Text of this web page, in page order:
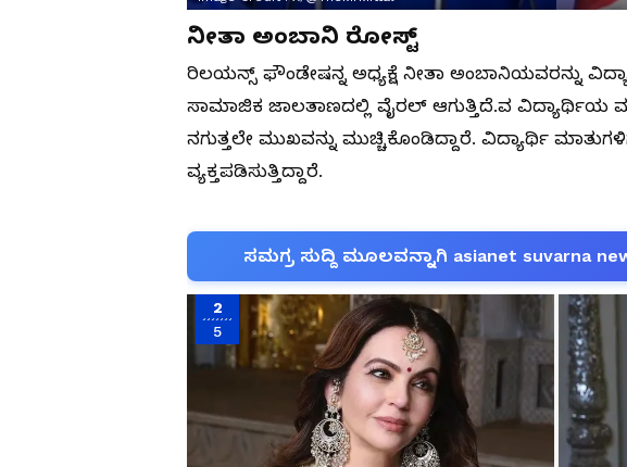
ನೀತಾ ಅಂಬಾನಿ ರೋಸ್ಟ್
ರಿಲಯನ್ಸ್ ಫೌಂಡೇಷನ್ನ ಅಧ್ಯಕ್ಷೆ ನೀತಾ ಅಂಬಾನಿಯವರನ್ನು
ಸಾಮಾಜಿಕ ಜಾಲತಾಣದಲ್ಲಿ ವೈರಲ್ ಆಗುತ್ತಿದೆ.ವ ವಿದ್ಯಾರ್ಥಿಯ
ನಗುತ್ತಲೇ ಮುಖವನ್ನು ಮುಚ್ಚಿಕೊಂಡಿದ್ದಾರೆ. ವಿದ್ಯಾರ್ಥಿ
ವ್ಯಕ್ತಪಡಿಸುತ್ತಿದ್ದಾರೆ.
ಸಮಗ್ರ ಸುದ್ದಿ ಮೂಲವನ್ನಾಗಿ asianet suvarna
2
5